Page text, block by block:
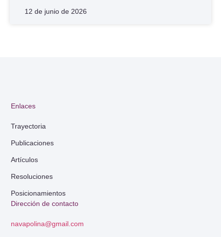
12 de junio de 2026
Dirección de contacto
navapolina@gmail.com
Enlaces
Trayectoria
Publicaciones
Artículos
Resoluciones
Posicionamientos